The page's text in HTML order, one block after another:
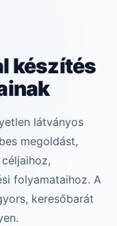
készítés
látványos
megoldást,
folyamataihoz. A
keresőbarát